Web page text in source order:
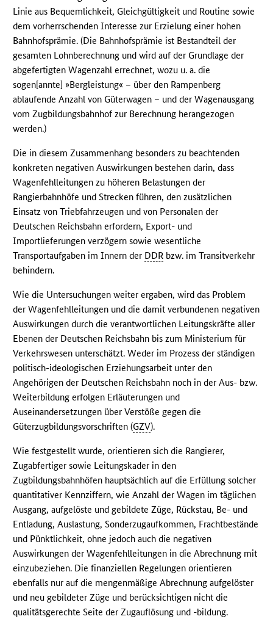
Linie aus Bequemlichkeit, Gleichgültigkeit und Routine sowie
dem vorherrschenden Interesse zur Erzielung einer hohen
Bahnhofsprämie. (Die Bahnhofsprämie ist Bestandteil der
gesamten Lohnberechnung und wird auf der Grundlage der
abgefertigten Wagenzahl errechnet, wozu u. a. die
sogen[annte] »Bergleistung« – über den Rampenberg
ablaufende Anzahl von Güterwagen – und der Wagenausgang
vom Zugbildungsbahnhof zur Berechnung herangezogen
werden.)
Die in diesem Zusammenhang besonders zu beachtenden
konkreten negativen Auswirkungen bestehen darin, dass
Wagenfehlleitungen zu höheren Belastungen der
Rangierbahnhöfe und Strecken führen, den zusätzlichen
Einsatz von Triebfahrzeugen und von Personalen der
Deutschen Reichsbahn erfordern, Export- und
Importlieferungen verzögern sowie wesentliche
Transportaufgaben im Innern der DDR bzw. im Transitverkehr
behindern.
Wie die Untersuchungen weiter ergaben, wird das Problem
der Wagenfehlleitungen und die damit verbundenen negativen
Auswirkungen durch die verantwortlichen Leitungskräfte aller
Ebenen der Deutschen Reichsbahn bis zum Ministerium für
Verkehrswesen unterschätzt. Weder im Prozess der ständigen
politisch-ideologischen Erziehungsarbeit unter den
Angehörigen der Deutschen Reichsbahn noch in der Aus- bzw.
Weiterbildung erfolgen Erläuterungen und
Auseinandersetzungen über Verstöße gegen die
Güterzugbildungsvorschriften (GZV).
Wie festgestellt wurde, orientieren sich die Rangierer,
Zugabfertiger sowie Leitungskader in den
Zugbildungsbahnhöfen hauptsächlich auf die Erfüllung solcher
quantitativer Kennziffern, wie Anzahl der Wagen im täglichen
Ausgang, aufgelöste und gebildete Züge, Rückstau, Be- und
Entladung, Auslastung, Sonderzugaufkommen, Frachtbestände
und Pünktlichkeit, ohne jedoch auch die negativen
Auswirkungen der Wagenfehlleitungen in die Abrechnung mit
einzubeziehen. Die finanziellen Regelungen orientieren
ebenfalls nur auf die mengenmäßige Abrechnung aufgelöster
und neu gebildeter Züge und berücksichtigen nicht die
qualitätsgerechte Seite der Zugauflösung und -bildung.